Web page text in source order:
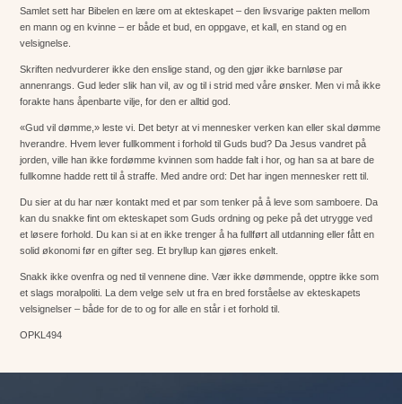
Samlet sett har Bibelen en lære om at ekteskapet – den livsvarige pakten mellom
en mann og en kvinne – er både et bud, en oppgave, et kall, en stand og en
velsignelse.
Skriften nedvurderer ikke den enslige stand, og den gjør ikke barnløse par
annenrangs. Gud leder slik han vil, av og til i strid med våre ønsker. Men vi må ikke
forakte hans åpenbarte vilje, for den er alltid god.
«Gud vil dømme,» leste vi. Det betyr at vi mennesker verken kan eller skal dømme
hverandre. Hvem lever fullkomment i forhold til Guds bud? Da Jesus vandret på
jorden, ville han ikke fordømme kvinnen som hadde falt i hor, og han sa at bare de
fullkomne hadde rett til å straffe. Med andre ord: Det har ingen mennesker rett til.
Du sier at du har nær kontakt med et par som tenker på å leve som samboere. Da
kan du snakke fint om ekteskapet som Guds ordning og peke på det utrygge ved
et løsere forhold. Du kan si at en ikke trenger å ha fullført all utdanning eller fått en
solid økonomi før en gifter seg. Et bryllup kan gjøres enkelt.
Snakk ikke ovenfra og ned til vennene dine. Vær ikke dømmende, opptre ikke som
et slags moralpoliti. La dem velge selv ut fra en bred forståelse av ekteskapets
velsignelser – både for de to og for alle en står i et forhold til.
OPKL494